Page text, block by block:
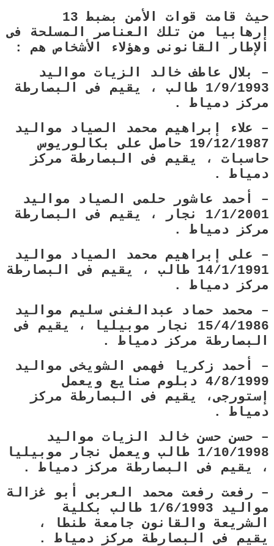
حيث قامت قوات الأمن بضبط 13
إرهابيا من تلك العناصر المسلحة فى
الإطار القانونى وهؤلاء الأشخاص هم :
– بلال عاطف خالد الزيات مواليد
1/9/1993 طالب ، يقيم فى البصارطة
مركز دمياط .
– علاء إبراهيم محمد الصياد مواليد
19/12/1987 حاصل على بكالوريوس
حاسبات ، يقيم فى البصارطة مركز
دمياط .
– أحمد عاشور حلمى الصياد مواليد
1/1/2001 نجار ، يقيم فى البصارطة
مركز دمياط .
– على إبراهيم محمد الصياد مواليد
14/1/1991 طالب ، يقيم فى البصارطة
مركز دمياط .
– محمد حماد عبدالغنى سليم مواليد
15/4/1986 نجار موبيليا ، يقيم فى
البصارطة مركز دمياط .
– أحمد زكريا فهمى الشويخى مواليد
4/8/1999 دبلوم صنايع ويعمل
إستورجى، يقيم فى البصارطة مركز
دمياط .
– حسن حسن خالد الزيات مواليد
1/10/1998 طالب ويعمل نجار موبيليا
، يقيم فى البصارطة مركز دمياط .
– رفعت رفعت محمد العربى أبو غزالة
مواليد 1/6/1993 طالب بكلية
الشريعة والقانون جامعة طنطا ،
يقيم فى البصارطة مركز دمياط .